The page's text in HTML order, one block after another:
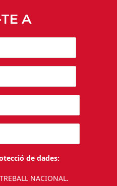
A
de dades:
NACIONAL.